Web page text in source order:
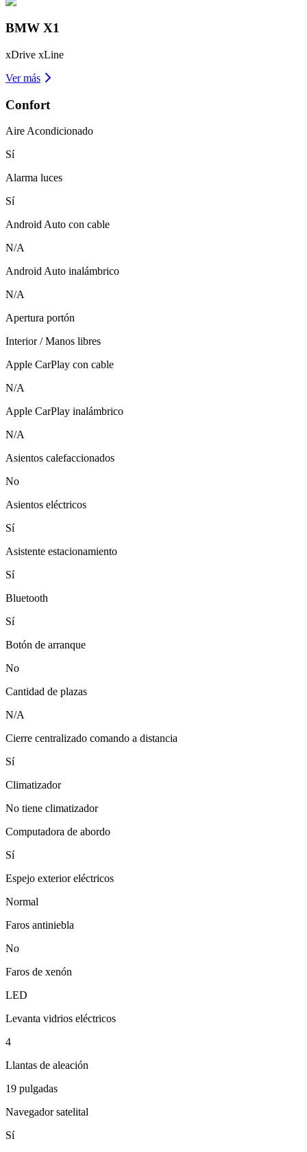
BMW X1
xDrive xLine
Ver más
Confort
Aire Acondicionado
Sí
Alarma luces
Sí
Android Auto con cable
N/A
Android Auto inalámbrico
N/A
Apertura portón
Interior / Manos libres
Apple CarPlay con cable
N/A
Apple CarPlay inalámbrico
N/A
Asientos calefaccionados
No
Asientos eléctricos
Sí
Asistente estacionamiento
Sí
Bluetooth
Sí
Botón de arranque
No
Cantidad de plazas
N/A
Cierre centralizado comando a distancia
Sí
Climatizador
No tiene climatizador
Computadora de abordo
Sí
Espejo exterior eléctricos
Normal
Faros antiniebla
No
Faros de xenón
LED
Levanta vidrios eléctricos
4
Llantas de aleación
19 pulgadas
Navegador satelital
Sí